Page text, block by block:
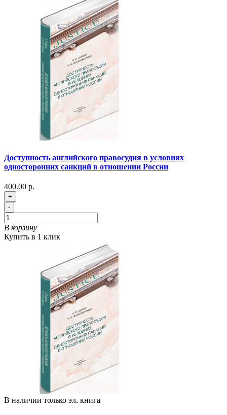
Доступность английского правосудия в условиях
односторонних санкций в отношении России
400.00 р.
+
-
В корзину
Купить в 1 клик
В наличии только эл. книга